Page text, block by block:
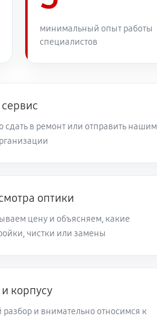
60 минут
60 минут
60 минут
60 минут Заказать
60 минут
минимальный опыт работы
специалистов
в ремонт или отправить нашим
оптики
цену и объясняем, какие
чистки или замены
корпусу
и внимательно относимся к